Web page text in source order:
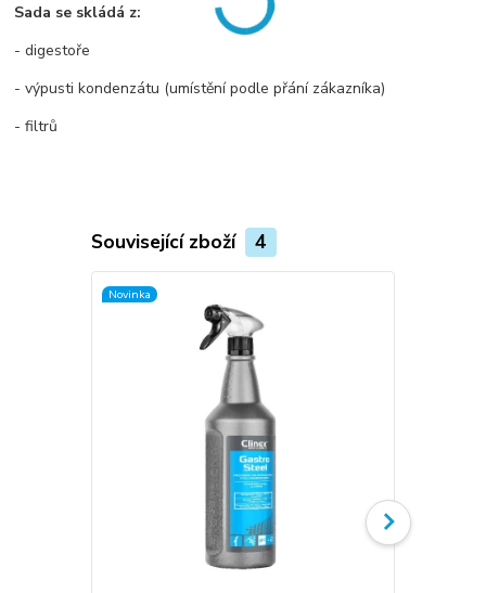
Sada se skládá z:
- digestoře
- výpusti kondenzátu (umístění podle přání zákazníka)
- filtrů
Související zboží 4
Novinka